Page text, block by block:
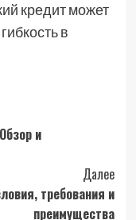
кредит может
в
и
Далее
требования и
преимущества